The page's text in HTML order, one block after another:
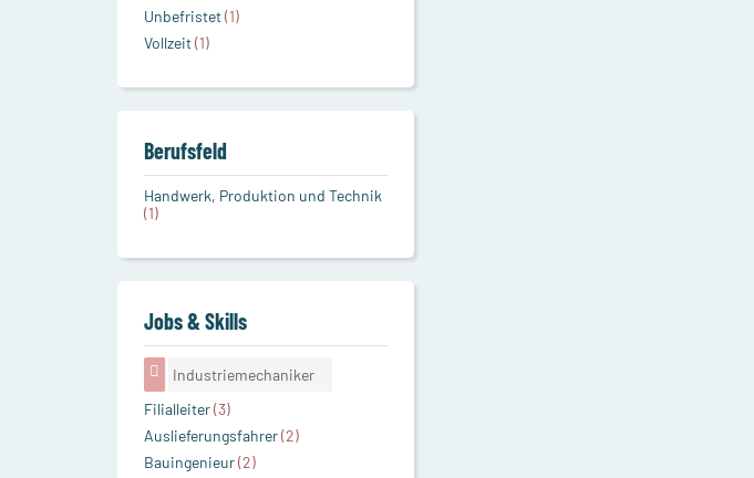
Unbefristet(1)
Vollzeit(1)
Berufsfeld
Handwerk, Produktion und Technik
(1)
Jobs & Skills
Industriemechaniker
Filialleiter(3)
Auslieferungsfahrer(2)
Bauingenieur(2)